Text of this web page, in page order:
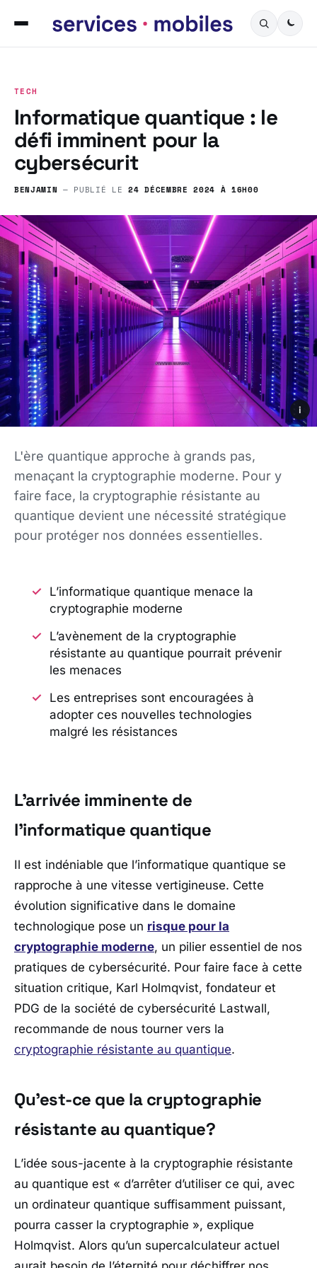
TECH
Informatique quantique : le
défi imminent pour la
cybersécurit
BENJAMIN — PUBLIÉ LE24 DÉCEMBRE 2024 À 16H00
i
L'ère quantique approche à grands pas,
menaçant la cryptographie moderne. Pour y
faire face, la cryptographie résistante au
quantique devient une nécessité stratégique
pour protéger nos données essentielles.
L’informatique quantique menace la
cryptographie moderne
L’avènement de la cryptographie
résistante au quantique pourrait prévenir
les menaces
Les entreprises sont encouragées à
adopter ces nouvelles technologies
malgré les résistances
L’arrivée imminente de
l’informatique quantique
Il est indéniable que l’informatique quantique se
rapproche à une vitesse vertigineuse. Cette
évolution significative dans le domaine
technologique pose un risque pour la
cryptographie moderne, un pilier essentiel de nos
pratiques de cybersécurité. Pour faire face à cette
situation critique, Karl Holmqvist, fondateur et
PDG de la société de cybersécurité Lastwall,
recommande de nous tourner vers la
cryptographie résistante au quantique.
Qu’est-ce que la cryptographie
résistante au quantique?
L’idée sous-jacente à la cryptographie résistante
au quantique est « d’arrêter d’utiliser ce qui, avec
un ordinateur quantique suffisamment puissant,
pourra casser la cryptographie », explique
Holmqvist. Alors qu’un supercalculateur actuel